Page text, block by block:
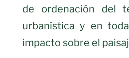
de ordenación del
urbanística y en
impacto sobre el